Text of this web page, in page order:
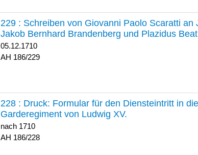
229 : Schreiben von Giovanni Paolo Scaratti
Jakob Bernhard Brandenberg und Plazidus
05.12.1710
186/229
228 : Druck: Formular für den Diensteintritt in
Garderegiment von Ludwig XV.
nach 1710
186/228